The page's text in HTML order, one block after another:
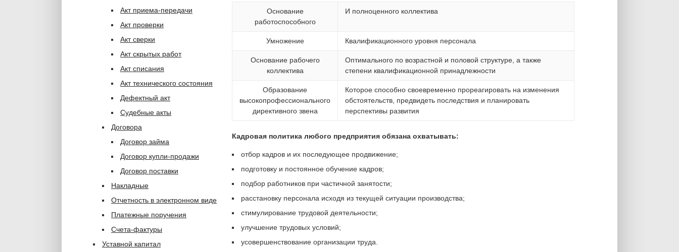
Основание
работоспособного
И полноценного коллектива
Умножение Квалификационного уровня персонала
Основание рабочего
коллектива
Оптимального по возрастной и половой структуре, а также
степени квалификационной принадлежности
Образование
высокопрофессионального
директивного звена
Которое способно своевременно прореагировать на изменения
обстоятельств, предвидеть последствия и планировать
перспективы развития
Кадровая политика любого предприятия обязана охватывать:
отбор кадров и их последующее продвижение;
подготовку и постоянное обучение кадров;
подбор работников при частичной занятости;
расстановку персонала исходя из текущей ситуации производства;
стимулирование трудовой деятельности;
улучшение трудовых условий;
усовершенствование организации труда.
Акт приема-передачи
Акт проверки
Акт сверки
Акт скрытых работ
Акт списания
Акт технического состояния
Дефектный акт
Судебные акты
Договора
Договор займа
Договор купли-продажи
Договор поставки
Накладные
Отчетность в электронном виде
Платежные поручения
Счета-фактуры
Уставной капитал